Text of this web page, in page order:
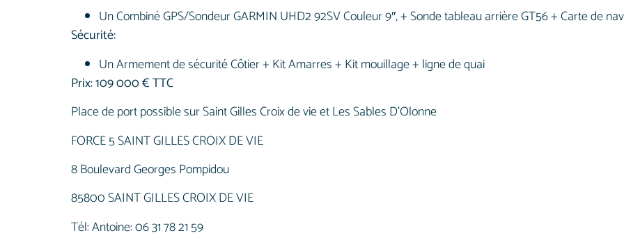
Un Combiné GPS/Sondeur GARMIN UHD2 92SV Couleur 9″, + Sonde tableau arrière GT56 + Carte de
Sécurité:
Un Armement de sécurité Côtier + Kit Amarres + Kit mouillage + ligne de quai
Prix: 109 000 € TTC
Place de port possible sur Saint Gilles Croix de vie et Les Sables D’Olonne
FORCE 5 SAINT GILLES CROIX DE VIE
8 Boulevard Georges Pompidou
85800 SAINT GILLES CROIX DE VIE
Tél: Antoine: 06 31 78 21 59